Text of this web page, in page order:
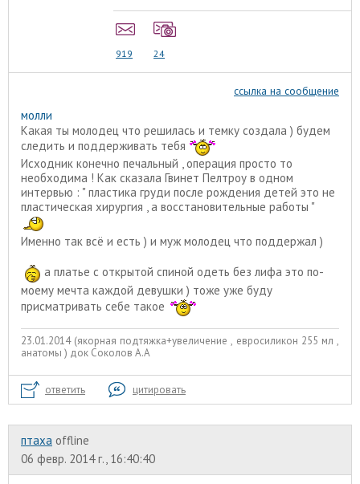
919 24
ссылка на сообщение
молли
Какая ты молодец что решилась и темку создала ) будем
следить и поддерживать тебя
Исходник конечно печальный , операция просто то
необходима ! Как сказала Гвинет Пелтроу в одном
интервью : " пластика груди после рождения детей это не
пластическая хирургия , а восстановительные работы "
Именно так всё и есть ) и муж молодец что поддержал )
а платье с открытой спиной одеть без лифа это по-
моему мечта каждой девушки ) тоже уже буду
присматривать себе такое
23.01.2014 (якорная подтяжка+увеличение , евросиликон 255 мл ,
анатомы ) док Соколов А.А
ответить цитировать
птаха offline
06 февр. 2014 г., 16:40:40